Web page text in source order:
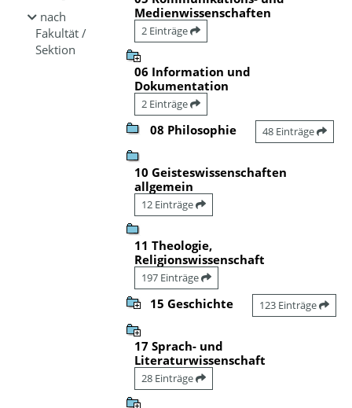
nach
Fakultät /
Sektion
Medienwissenschaften
2 Einträge
06 Information und
Dokumentation
2 Einträge
08 Philosophie 48 Einträge
10 Geisteswissenschaften
allgemein
12 Einträge
11 Theologie,
Religionswissenschaft
197 Einträge
15 Geschichte 123 Einträge
17 Sprach- und
Literaturwissenschaft
28 Einträge